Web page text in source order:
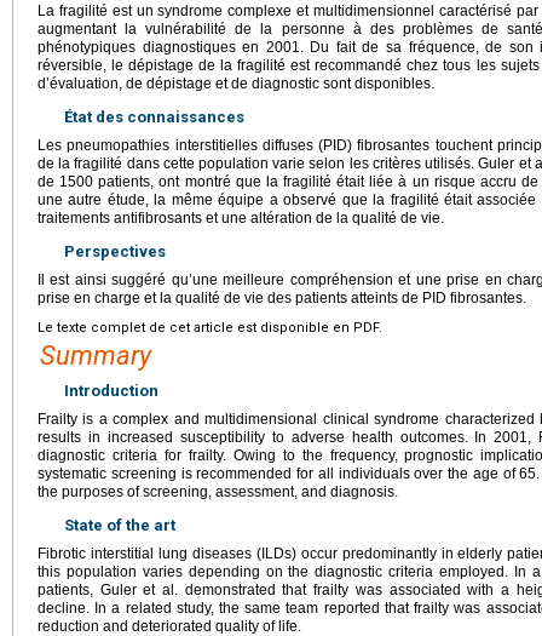
La fragilité est un syndrome complexe et multidimensionnel caractérisé
augmentant la vulnérabilité de la personne à des problèmes de
phénotypiques diagnostiques en 2001. Du fait de sa fréquence, de
réversible, le dépistage de la fragilité est recommandé chez tous les
d’évaluation, de dépistage et de diagnostic sont disponibles.
État des connaissances
Les pneumopathies interstitielles diffuses (PID) fibrosantes touchent
de la fragilité dans cette population varie selon les critères utilisés. Guler et
de 1500 patients, ont montré que la fragilité était liée à un risque accru
une autre étude, la même équipe a observé que la fragilité était
traitements antifibrosants et une altération de la qualité de vie.
Perspectives
Il est ainsi suggéré qu’une meilleure compréhension et une prise en
prise en charge et la qualité de vie des patients atteints de PID fibrosantes.
Le texte complet de cet article est disponible en PDF.
Summary
Introduction
Frailty is a complex and multidimensional clinical syndrome
results in increased susceptibility to adverse health outcomes. In
diagnostic criteria for frailty. Owing to the frequency, prognostic
systematic screening is recommended for all individuals over the age of
the purposes of screening, assessment, and diagnosis.
State of the art
Fibrotic interstitial lung diseases (ILDs) occur predominantly in elderly
this population varies depending on the diagnostic criteria employed. In
patients, Guler et al. demonstrated that frailty was associated with a
decline. In a related study, the same team reported that frailty was
reduction and deteriorated quality of life.